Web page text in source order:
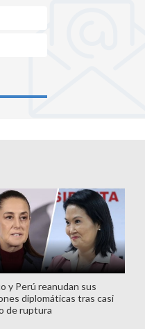
y Perú reanudan sus
diplomáticas tras casi
de ruptura